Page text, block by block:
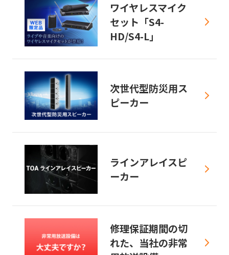
ワイヤレスマイク
セット「S4-
HD/S4-L」
次世代型防災用ス
ピーカー
ラインアレイスピ
ーカー
修理保証期間の切
れた、当社の非常